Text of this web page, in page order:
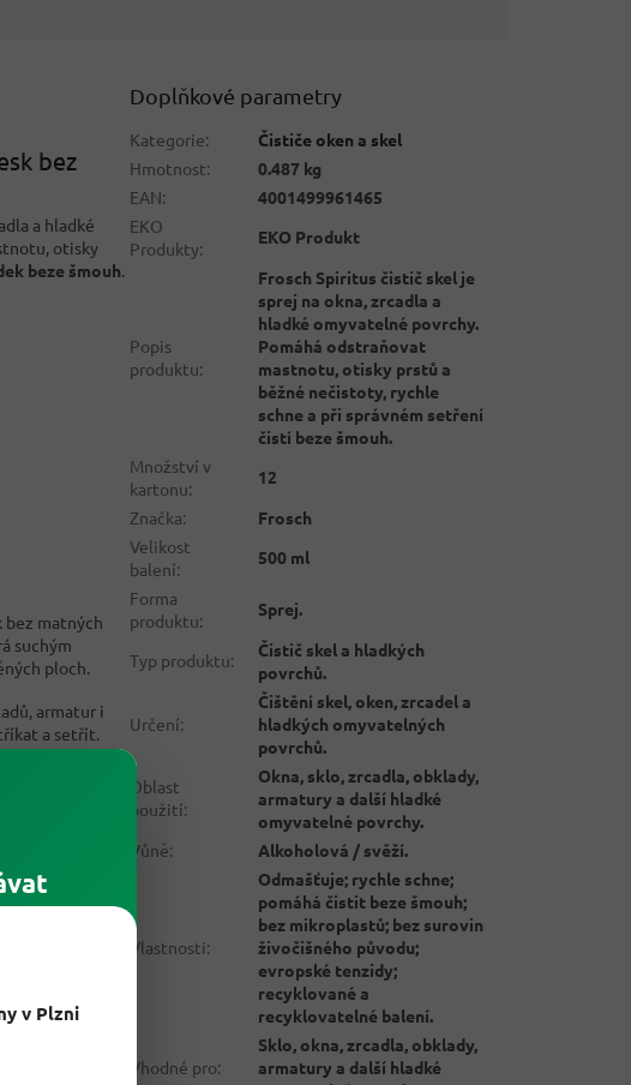
v Plzni
bez
a hladké
otisky
beze šmouh
matných
suchým
ploch.
armatur i
a setřít.
Doplňkové parametry
Kategorie:
Čističe oken a skel
Hmotnost:
0.487 kg
EAN:
4001499961465
EKO
Produkty:
EKO Produkt
Popis
produktu:
Frosch Spiritus čistič skel je
sprej na okna, zrcadla a
hladké omyvatelné povrchy.
Pomáhá odstraňovat
mastnotu, otisky prstů a
běžné nečistoty, rychle
schne a při správném setření
čistí beze šmouh.
Množství v
kartonu:
12
Značka:
Frosch
Velikost
balení:
500 ml
Forma
produktu:
Sprej.
Typ produktu:
Čistič skel a hladkých
povrchů.
Určení:
Čištění skel, oken, zrcadel a
hladkých omyvatelných
povrchů.
Oblast
použití:
Okna, sklo, zrcadla, obklady,
armatury a další hladké
omyvatelné povrchy.
Vůně: Alkoholová / svěží.
Vlastnosti:
Odmašťuje; rychle schne;
pomáhá čistit beze šmouh;
bez mikroplastů; bez surovin
živočišného původu;
evropské tenzidy;
recyklované a
recyklovatelné balení.
Vhodné pro:
Sklo, okna, zrcadla, obklady,
armatury a další hladké